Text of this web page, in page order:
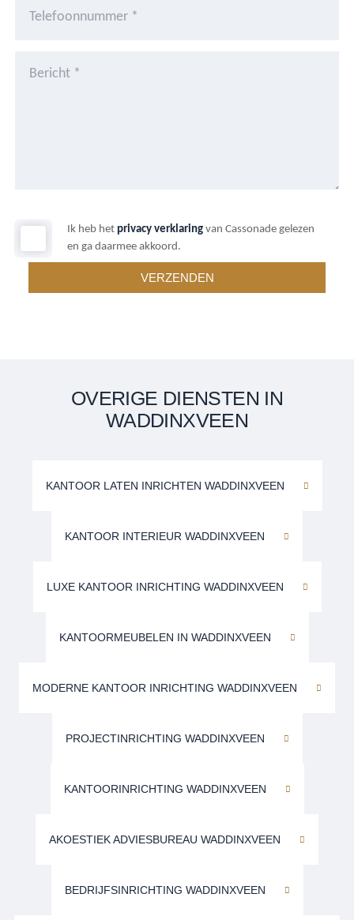
Ik heb het privacy verklaring van Cassonade gelezen
en ga daarmee akkoord.
OVERIGE DIENSTEN IN
WADDINXVEEN
KANTOOR LATEN INRICHTEN WADDINXVEEN
KANTOOR INTERIEUR WADDINXVEEN
LUXE KANTOOR INRICHTING WADDINXVEEN
KANTOORMEUBELEN IN WADDINXVEEN
MODERNE KANTOOR INRICHTING WADDINXVEEN
PROJECTINRICHTING WADDINXVEEN
KANTOORINRICHTING WADDINXVEEN
AKOESTIEK ADVIESBUREAU WADDINXVEEN
BEDRIJFSINRICHTING WADDINXVEEN